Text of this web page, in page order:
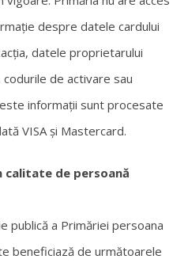
despre datele cardului
datele proprietarului
de activare sau
informații sunt procesate
VISA și Mastercard.
calitate de persoană
publică a Primăriei persoana
beneficiază de următoarele